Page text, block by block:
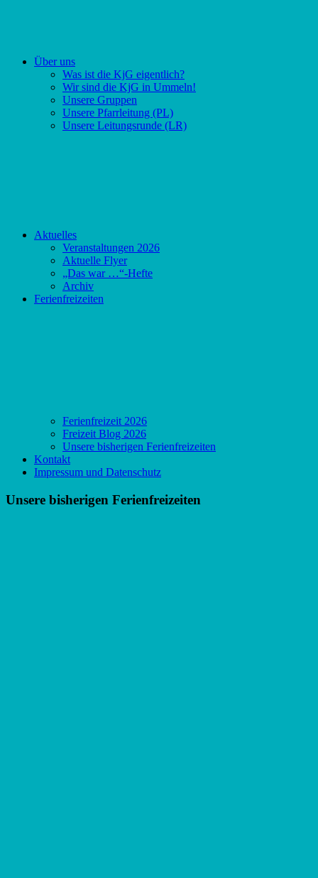
Über uns
Was ist die KjG eigentlich?
Wir sind die KjG in Ummeln!
Unsere Gruppen
Unsere Pfarrleitung (PL)
Unsere Leitungsrunde (LR)
Aktuelles
Veranstaltungen 2026
Aktuelle Flyer
„Das war …“-Hefte
Archiv
Ferienfreizeiten
Ferienfreizeit 2026
Freizeit Blog 2026
Unsere bisherigen Ferienfreizeiten
Kontakt
Impressum und Datenschutz
Unsere bisherigen Ferienfreizeiten